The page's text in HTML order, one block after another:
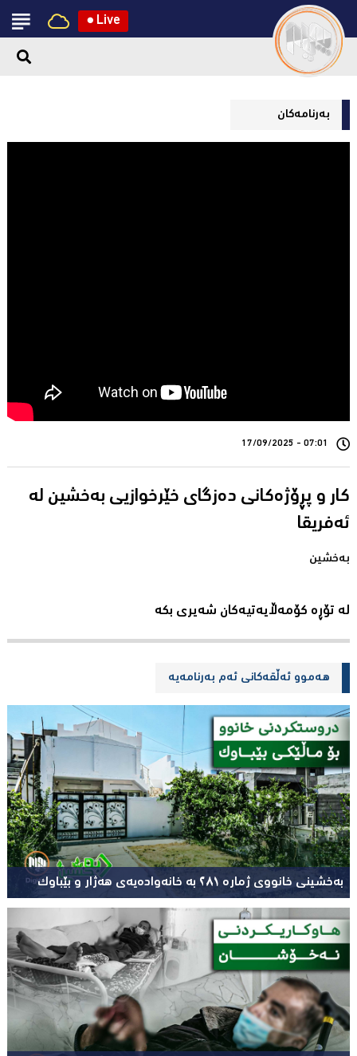
● Live
بەرنامەکان
07:01 - 17/09/2025
کار و پڕۆژەکانی دەزگای خێرخوازیی بەخشین لە
بەخشین
لە تۆڕە کۆمەڵایەتیەکان شەیری بکە
هەموو ئەڵقەکانی ئەم بەرنامەیە
بەخشینی خانووی ژمارە ٢٨١ بە خانەوادەیەی هەژار و بێباوک